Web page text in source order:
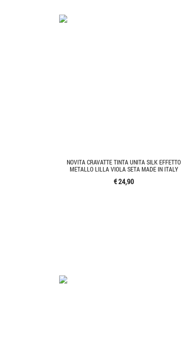
NOVITA CRAVATTE TINTA UNITA SILK EFFETTO
METALLO LILLA VIOLA SETA MADE IN ITALY
€ 24,90